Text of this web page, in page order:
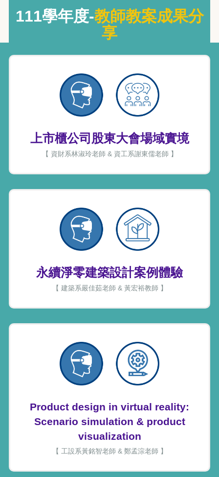
111學年度-教師教案成果分
享
上市櫃公司股東大會場域實境
【 資財系林淑玲老師 & 資工系謝東儒老師 】
永續淨零建築設計案例體驗
【 建築系嚴佳茹老師 & 黃宏裕教師 】
Product design in virtual reality:
Scenario simulation & product
visualization
【 工設系黃銘智老師 & 鄭孟淙老師 】